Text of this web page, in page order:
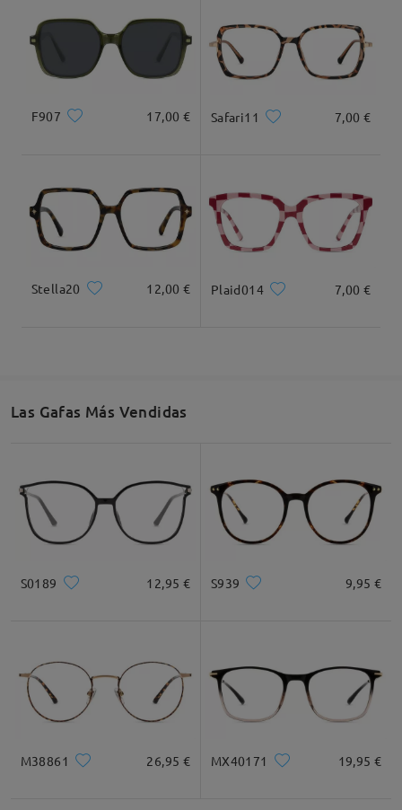
Leer todos los
comentarios
Deje su comentario
F907 17,00 € Safari11 7,00 €
Stella20 12,00 € Plaid014 7,00 €
Las Gafas Más Vendidas
S0189 12,95 € S939 9,95 €
M38861 26,95 € MX40171 19,95 €